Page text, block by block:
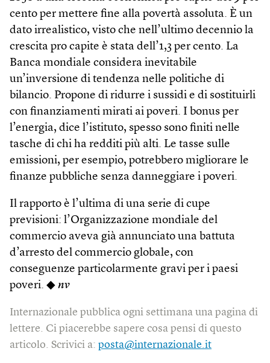
cento per mettere fine alla povertà assoluta. È un
dato irrealistico, visto che nell’ultimo decennio la
crescita pro capite è stata dell’1,3 per cento. La
Banca mondiale considera inevitabile
un’inversione di tendenza nelle politiche di
bilancio. Propone di ridurre i sussidi e di sostituirli
con finanziamenti mirati ai poveri. I bonus per
l’energia, dice l’istituto, spesso sono finiti nelle
tasche di chi ha redditi più alti. Le tasse sulle
emissioni, per esempio, potrebbero migliorare le
finanze pubbliche senza danneggiare i poveri.
Il rapporto è l’ultima di una serie di cupe
previsioni: l’Organizzazione mondiale del
commercio aveva già annunciato una battuta
d’arresto del commercio globale, con
conseguenze particolarmente gravi per i paesi
poveri. ◆ nv
Internazionale pubblica ogni settimana una pagina di
lettere. Ci piacerebbe sapere cosa pensi di questo
articolo. Scrivici a: posta@internazionale.it